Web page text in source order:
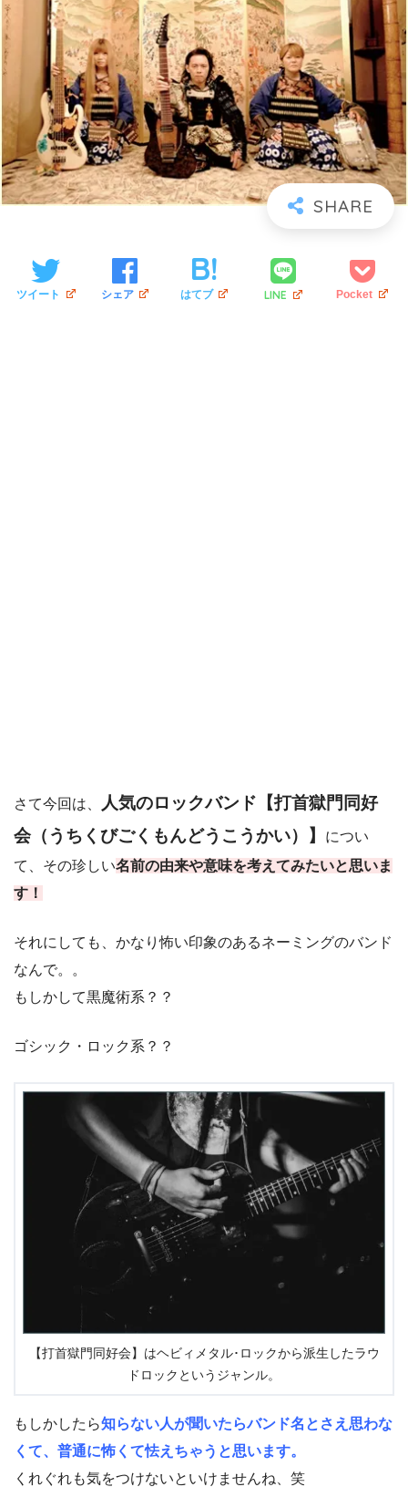
ツイート シェア はてブ LINE Pocket
さて今回は、
人気のロックバンド【打首獄門同好
会（うちくびごくもんどうこうかい）】
につい
て、その珍しい名前の由来や意味を考えてみたいと思いま
す！
それにしても、かなり怖い印象のあるネーミングのバンド
なんで。。
もしかして黒魔術系？？
ゴシック・ロック系？？
【打首獄門同好会】はヘビィメタル･ロックから派生したラウ
ドロックというジャンル。
もしかしたら知らない人が聞いたらバンド名とさえ思わな
くて、普通に怖くて怯えちゃうと思います。
くれぐれも気をつけないといけませんね、笑